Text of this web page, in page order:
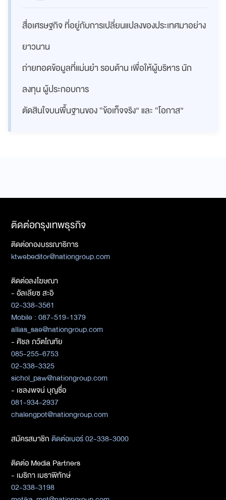
สื่อเศรษฐกิจ ที่อยู่กับการเปลี่ยนแปลงของประเทศมาอย่าง
ยาวนาน
ถ่ายทอดข้อมูลที่แม่นยำ รอบด้าน เพื่อให้ผู้บริหาร นัก
ลงทุน ผู้ประกอบการ
ตัดสินใจบนพื้นฐานของ “ข้อเท็จจริง” และ “โอกาส”
ติดต่อกรุงเทพธุรกิจ
ติดต่อกองบรรณาธิการ
ktwebeditor@nationgroup.com
ติดต่อลงโฆษณา
- อัลเลียซ สะอิ
02-338-3561
Mobile : 087-519-1379
allias_sae@nationgroup.com
- ศิชล ภวัตโณทัย
085-255-6753
02-338-3325
sichol_paw@nationgroup.com
- เชลงพจน์ บุญซื่อ
081-934-2937
chalengpot@nationgroup.com
สมัครสมาชิกติดต่อเบอร์ 02-338-3000
ติดต่อ Media Partners
- เมธิกา เมธาพิทักษ์
02-338-3198